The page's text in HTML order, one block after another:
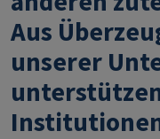
Aus
unserer